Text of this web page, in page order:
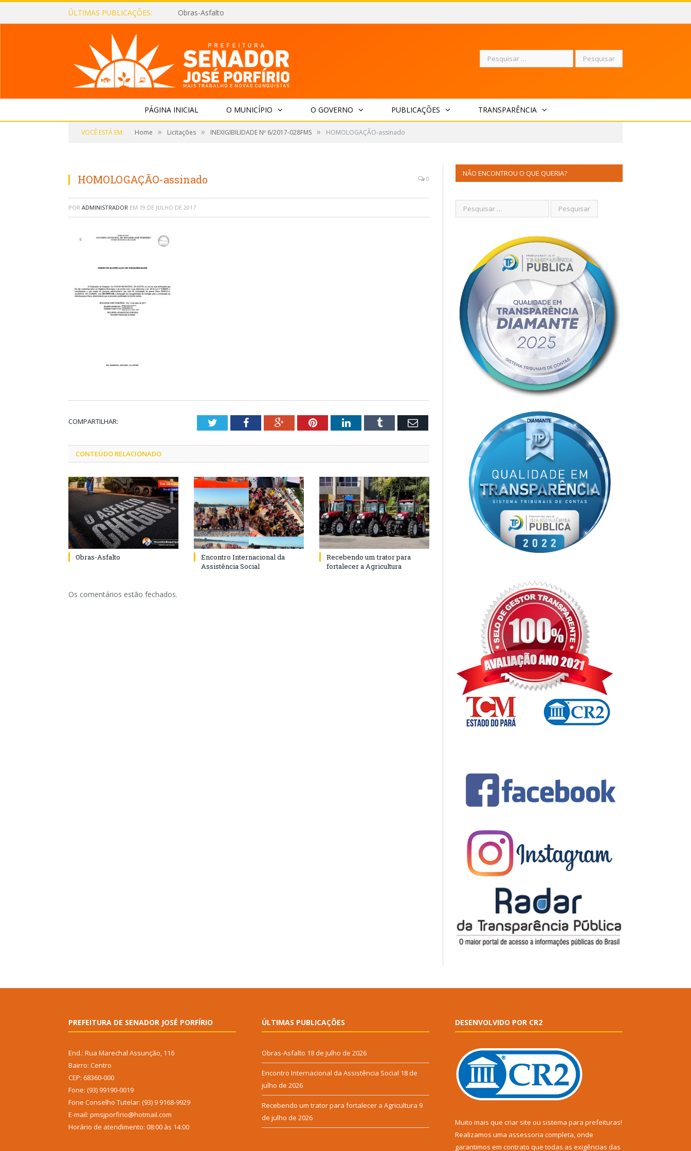
ÚLTIMAS PUBLICAÇÕES: Obras-Asfalto
Pesquisar
PÁGINA INICIAL O MUNICÍPIO O GOVERNO PUBLICAÇÕES TRANSPARÊNCIA
VOCÊ ESTÁ EM: Home » Licitações » INEXIGIBILIDADE Nº 6/2017-028FMS » HOMOLOGAÇÃO-assinado
HOMOLOGAÇÃO-assinado 0
POR ADMINISTRADOR EM 19 DE JULHO DE 2017
COMPARTILHAR: TwitterFacebookGoogle+PinterestLinkedInTumblr Email
CONTEÚDO RELACIONADO
Obras-Asfalto
Encontro Internacional da
Assistência Social
Recebendo um trator para
fortalecer a Agricultura
Os comentários estão fechados.
NÃO ENCONTROU O QUE QUERIA?
PREFEITURA DE SENADOR JOSÉ PORFÍRIO
End.: Rua Marechal Assunção, 116
Bairro: Centro
CEP: 68360-000
Fone: (93) 99190-0019
Fone Conselho Tutelar: (93) 9 9168-9929
E-mail: pmsjporfirio@hotmail.com
Horário de atendimento: 08:00 às 14:00
ÚLTIMAS PUBLICAÇÕES
Obras-Asfalto 18 de julho de 2026
Encontro Internacional da Assistência Social 18 de
julho de 2026
Recebendo um trator para fortalecer a Agricultura 9
de julho de 2026
DESENVOLVIDO POR CR2
Muito mais que criar site ou sistema para prefeituras!
Realizamos uma assessoria completa, onde
garantimos em contrato que todas as exigências das